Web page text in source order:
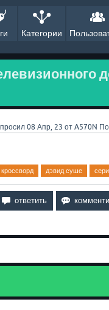
Категории
08 Апр, 23 от A570N
кроссворд дэвид суше